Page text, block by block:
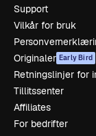
Support
Vilkår for bruk
Originaler Early Bird
Retningslinjer for
Tillitssenter
Affiliates
For bedrifter